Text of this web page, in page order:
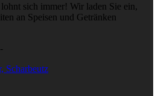
sich immer! Wir laden Sie ein,
an Speisen und Getränken
Scharbeutz